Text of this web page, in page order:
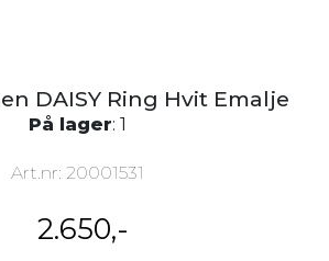
DAISY Ring Hvit Emalje
På lager: 1
Art.nr: 20001531
2.650,-